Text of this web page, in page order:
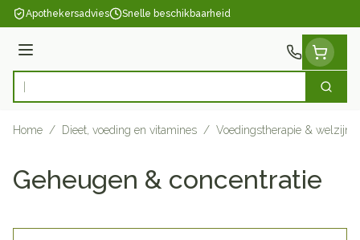
Ga naar de inhoud
Apothekersadvies Snelle beschikbaarheid
Menu
Product, merk, categorie... Zoek
Home / Dieet, voeding en vitamines / Voedingstherapie & welzijn
Geheugen & concentratie